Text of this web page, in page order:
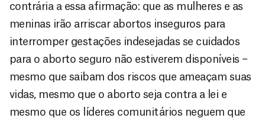
contrária a essa afirmação: que as mulheres e as
meninas irão arriscar abortos inseguros para
interromper gestações indesejadas se cuidados
para o aborto seguro não estiverem disponíveis –
mesmo que saibam dos riscos que ameaçam suas
vidas, mesmo que o aborto seja contra a lei e
mesmo que os líderes comunitários neguem que